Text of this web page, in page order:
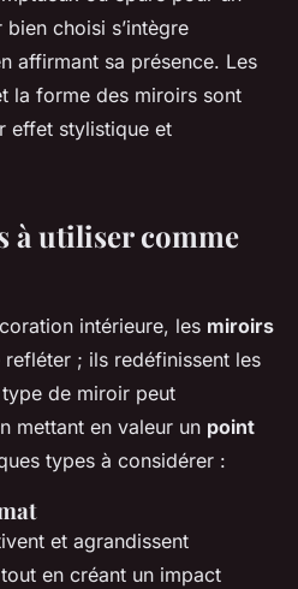
choisi s’intègre
affirmant sa présence. Les
la forme des miroirs sont
effet stylistique et
à utiliser comme
intérieure, les miroirs
; ils redéfinissent les
de miroir peut
mettant en valeur un point
types à considérer :
et agrandissent
en créant un impact